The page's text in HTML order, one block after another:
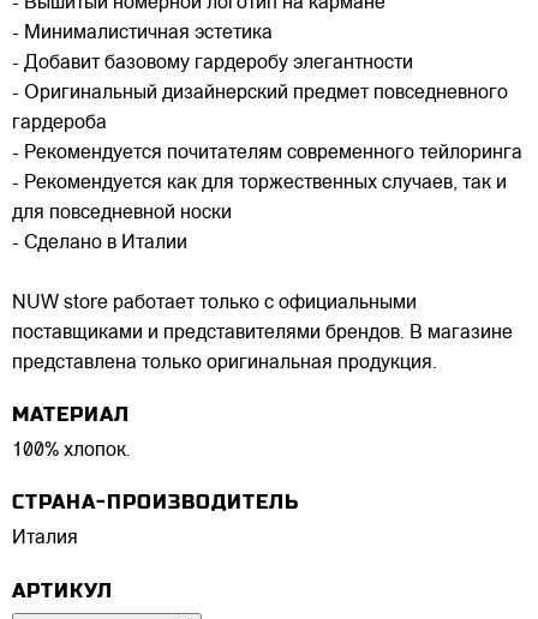
- Минималистичная эстетика
- Добавит базовому гардеробу элегантности
- Оригинальный дизайнерский предмет повседневного
гардероба
- Рекомендуется почитателям современного тейлоринга
- Рекомендуется как для торжественных случаев, так и
для повседневной носки
- Сделано в Италии
NUW store работает только с официальными
поставщиками и представителями брендов. В магазине
представлена только оригинальная продукция.
МАТЕРИАЛ
100% хлопок.
СТРАНА-ПРОИЗВОДИТЕЛЬ
Италия
АРТИКУЛ